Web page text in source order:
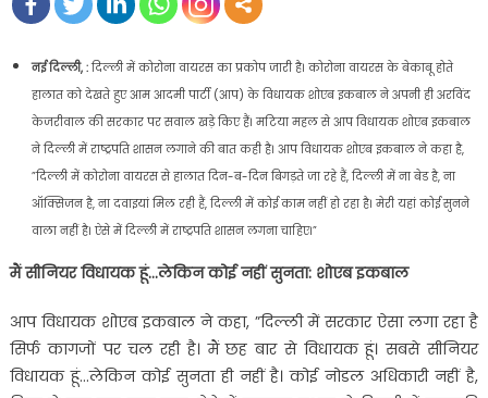
नई दिल्ली, :दिल्ली में कोरोना वायरस का प्रकोप जारी है। कोरोना वायरस के बेकाबू होते
हालात को देखते हुए आम आदमी पार्टी (आप) के विधायक शोएब इकबाल ने अपनी ही अरविंद
केजरीवाल की सरकार पर सवाल खड़े किए हैं। मटिया महल से आप विधायक शोएब इकबाल
ने दिल्ली में राष्ट्रपति शासन लगाने की बात कही है। आप विधायक शोएब इकबाल ने कहा है,
”दिल्ली में कोरोना वायरस से हालात दिन-ब-दिन बिगड़ते जा रहे हैं, दिल्ली में ना बेड है, ना
ऑक्सिजन है, ना दवाइयां मिल रही हैं, दिल्ली में कोई काम नहीं हो रहा है। मेरी यहां कोई सुनने
वाला नहीं है। ऐसे में दिल्ली में राष्ट्रपति शासन लगना चाहिए।”
मैं सीनियर विधायक हूं…लेकिन कोई नहीं सुनता: शोएब इकबाल
आप विधायक शोएब इकबाल ने कहा, ”दिल्ली में सरकार ऐसा लगा रहा है
सिर्फ कागजों पर चल रही है। मैं छह बार से विधायक हूं। सबसे सीनियर
विधायक हूं…लेकिन कोई सुनता ही नहीं है। कोई नोडल अधिकारी नहीं है,